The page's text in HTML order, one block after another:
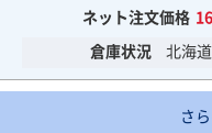
ネット注文価格
倉庫状況 北海
さ